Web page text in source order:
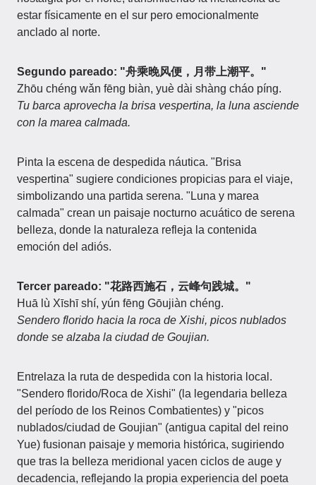
estar físicamente en el sur pero emocionalmente
anclado al norte.
Segundo pareado: "舟乘晚风便，月带上潮平。"
Zhōu chéng wǎn fēng biàn, yuè dài shàng cháo píng.
Tu barca aprovecha la brisa vespertina, la luna asciende
con la marea calmada.
Pinta la escena de despedida náutica. "Brisa
vespertina" sugiere condiciones propicias para el viaje,
simbolizando una partida serena. "Luna y marea
calmada" crean un paisaje nocturno acuático de serena
belleza, donde la naturaleza refleja la contenida
emoción del adiós.
Tercer pareado: "花路西施石，云峰句践城。"
Huā lù Xīshī shí, yún fēng Gōujiàn chéng.
Sendero florido hacia la roca de Xishi, picos nublados
donde se alzaba la ciudad de Goujian.
Entrelaza la ruta de despedida con la historia local.
"Sendero florido/Roca de Xishi" (la legendaria belleza
del período de los Reinos Combatientes) y "picos
nublados/ciudad de Goujian" (antigua capital del reino
Yue) fusionan paisaje y memoria histórica, sugiriendo
que tras la belleza meridional yacen ciclos de auge y
decadencia, reflejando la propia experiencia del poeta